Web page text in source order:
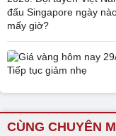
CÙNG CHUYÊN